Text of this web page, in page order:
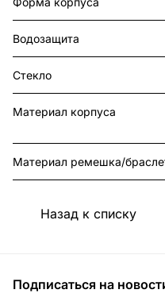
Водозащита
Стекло
Материал корпуса
Материал ремешка/
Назад к списку
Подписаться на